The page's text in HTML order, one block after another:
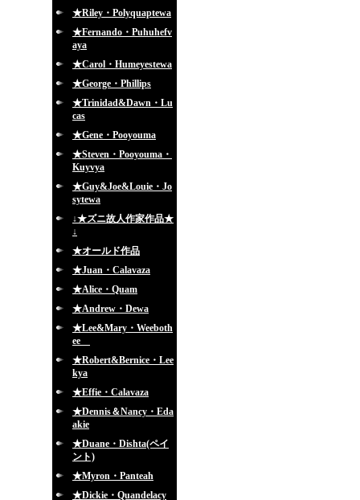
★Riley・Polyquaptewa
★Fernando・Puhuhefv
aya
★Carol・Humeyestewa
★George・Phillips
★Trinidad&Dawn・Lu
cas
★Gene・Pooyouma
★Steven・Pooyouma・
Kuyvya
★Guy&Joe&Louie・Jo
sytewa
↓★ズニ故人作家作品★
↓
★オールド作品
★Juan・Calavaza
★Alice・Quam
★Andrew・Dewa
★Lee&Mary・Weeboth
ee
★Robert&Bernice・Lee
kya
★Effie・Calavaza
★Dennis＆Nancy・Eda
akie
★Duane・Dishta(ペイ
ント)
★Myron・Panteah
★Dickie・Quandelacy